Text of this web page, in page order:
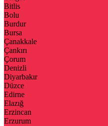
Bitlis
Bolu
Burdur
Bursa
Çanakkale
Çankırı
Çorum
Denizli
Diyarbakır
Düzce
Edirne
Elazığ
Erzincan
Erzurum